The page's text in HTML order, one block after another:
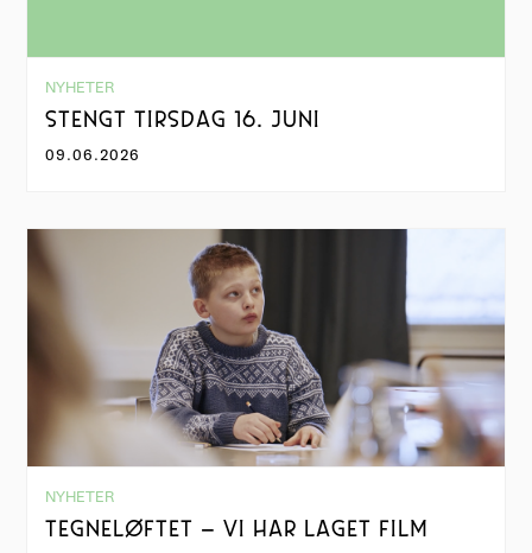
NYHETER
STENGT TIRSDAG 16. JUNI
09.06.2026
NYHETER
TEGNELØFTET – VI HAR LAGET FILM